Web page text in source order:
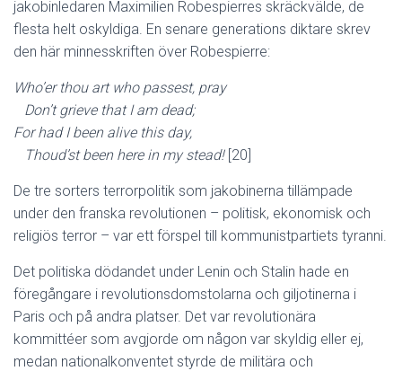
jakobinledaren Maximilien Robespierres skräckvälde, de
flesta helt oskyldiga. En senare generations diktare skrev
den här minnesskriften över Robespierre:
Who’er thou art who passest, pray
Don’t grieve that I am dead;
For had I been alive this day,
Thoud’st been here in my stead![20]
De tre sorters terrorpolitik som jakobinerna tillämpade
under den franska revolutionen – politisk, ekonomisk och
religiös terror – var ett förspel till kommunistpartiets tyranni.
Det politiska dödandet under Lenin och Stalin hade en
föregångare i revolutionsdomstolarna och giljotinerna i
Paris och på andra platser. Det var revolutionära
kommittéer som avgjorde om någon var skyldig eller ej,
medan nationalkonventet styrde de militära och